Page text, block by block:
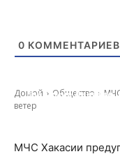
0 КОММЕНТАРИЕВ